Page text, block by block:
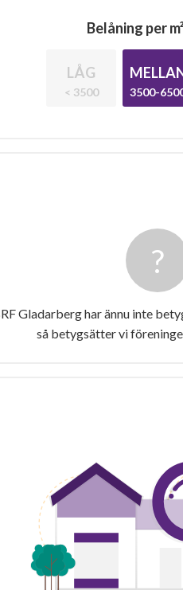
Belåning per
LÅG
< 3500 3500-
Gladarberg har ännu inte
så betygsätter vi